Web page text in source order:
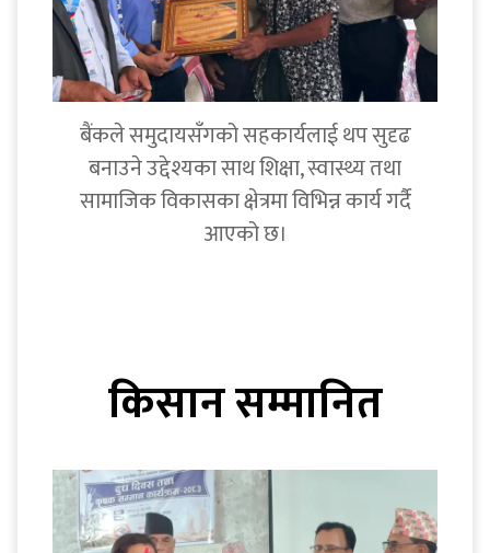
बैंकले समुदायसँगको सहकार्यलाई थप सुदृढ
बनाउने उद्देश्यका साथ शिक्षा, स्वास्थ्य तथा
सामाजिक विकासका क्षेत्रमा विभिन्न कार्य गर्दै
आएको छ।
किसान सम्मानित